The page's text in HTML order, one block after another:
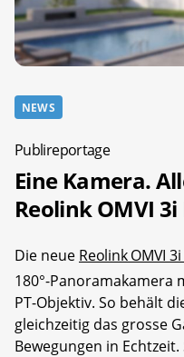
NEWS
Publireportage
Eine Kamera.
Reolink OMVI 3i
Die neue Reolink OMVI 3i
180°-
PT-Objektiv. So behält
gleichzeitig das grosse
Bewegungen in